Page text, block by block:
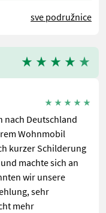
sve podružnice
nach Deutschland
Wohnmobil
kurzer Schilderung
machte sich an
wir unsere
sehr
mehr